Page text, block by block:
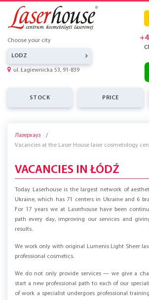
Choose your city
LODZ
ul. Łagiewnicka 53, 91-839
STOCK PRICE
Лазерхауз
Vacancies at the Laser House laser cosmetology
VACANCIES IN ŁÓDŹ
Today Laserhouse is the largest network of
Ukraine, which has 71 centers in Ukraine and 6
For 17 years we at Laserhouse have been
path every day, improving our services and
results.
We work only with original Lumenis Light Sheer
professional cosmetics.
We do not only provide services — we give a
start a new professional path to each of our
of work a specialist undergoes professional